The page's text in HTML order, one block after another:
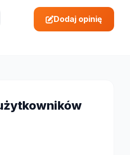
Dodaj opinię